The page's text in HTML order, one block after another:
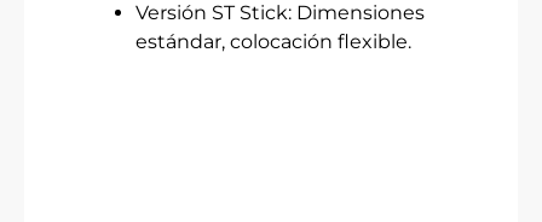
Versión ST Stick: Dimensiones
estándar, colocación flexible.